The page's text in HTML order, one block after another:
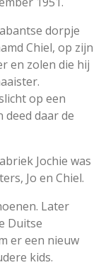
dorpje
Chiel, op zijn
en zolen die hij
op een
daar de
Jochie was
Jo en Chiel.
Later
Duitse
er een nieuw
kids.